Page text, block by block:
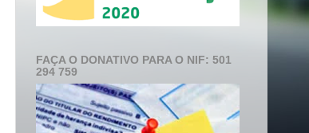
FAÇA O DONATIVO PARA O NIF: 501
294 759